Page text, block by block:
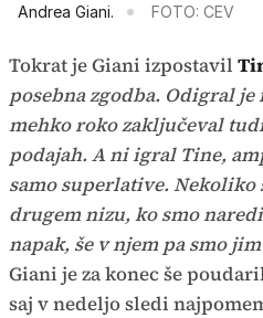
Andrea Giani.
FOTO: CEV
Tokrat je Giani izpostavil
posebna zgodba. Odigral
mehko roko zaključeval
podajah. A ni igral Tine,
samo superlative. Nekoliko
drugem nizu, ko smo
napak, še v njem pa smo
Giani je za konec še
saj v nedeljo sledi